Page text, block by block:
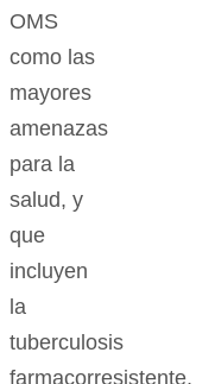
OMS
como las
mayores
amenazas
para la
salud, y
que
incluyen
la
tuberculosis
farmacorresistente,